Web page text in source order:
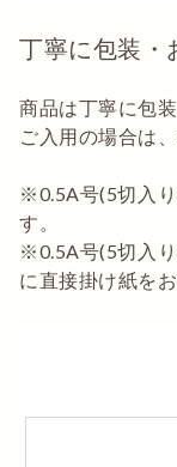
丁寧に包装・
商品は丁寧に包
ご入用の場合は
※0.5A号(5切入
す。
※0.5A号(5切入
に直接掛け紙を